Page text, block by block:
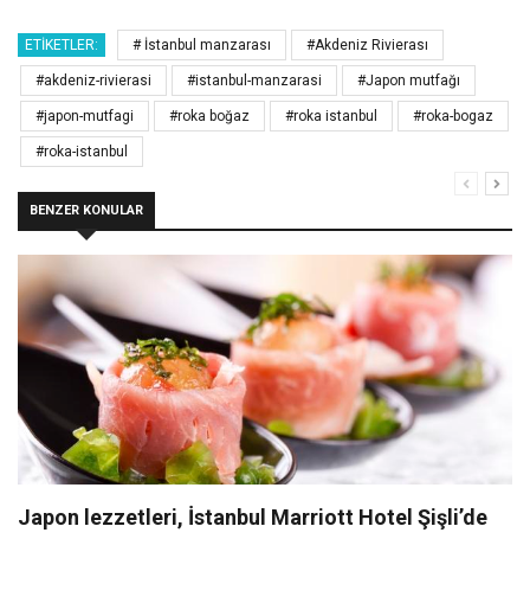
ETIKETLER: # İstanbul manzarası #Akdeniz Rivierası
#akdeniz-rivierasi #istanbul-manzarasi #Japon mutfağı
#japon-mutfagi #roka boğaz #roka istanbul #roka-bogaz
#roka-istanbul
BENZER KONULAR
Japon lezzetleri, İstanbul Marriott Hotel Şişli’de